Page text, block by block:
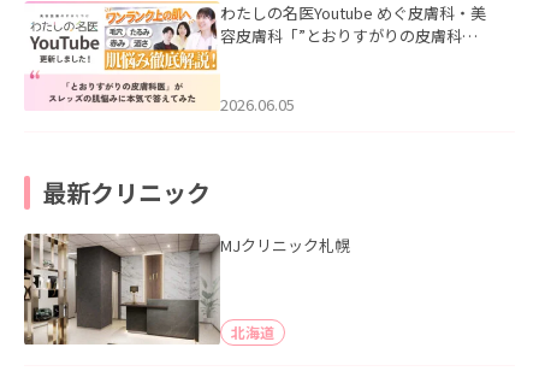
わたしの名医Youtube めぐ皮膚科・美
容皮膚科「”とおりすがりの皮膚科
2026.06.05
最新クリニック
MJクリニック札幌
北海道